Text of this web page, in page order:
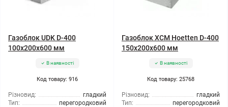
Газоблок UDK D-400
100x200x600 мм
В наявності
Код товару: 916
Різновид:
гладкий
Тип:
перегородковий
Газоблок ХСМ Hoetten D-400
150x200x600 мм
В наявності
Код товару: 25768
Різновид:
гладкий
Тип:
перегородковий